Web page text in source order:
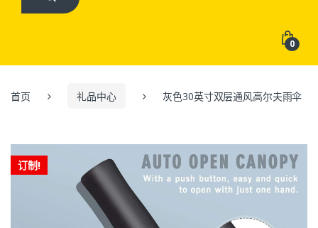
0
首页 礼品中心 灰色30英寸双层通风高尔夫雨伞
订制!